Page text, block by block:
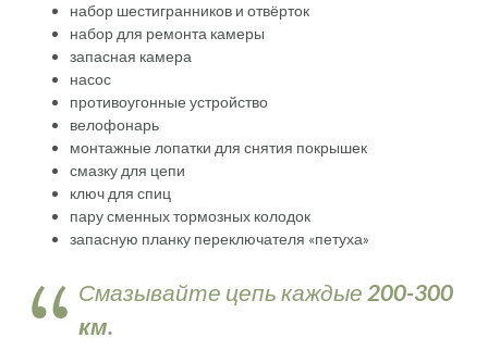
набор шестигранников и отвёрток
набор для ремонта камеры
запасная камера
насос
противоугонные устройство
велофонарь
монтажные лопатки для снятия покрышек
смазку для цепи
ключ для спиц
пару сменных тормозных колодок
запасную планку переключателя «петуха»
Смазывайте цепь каждые 200-300
км.